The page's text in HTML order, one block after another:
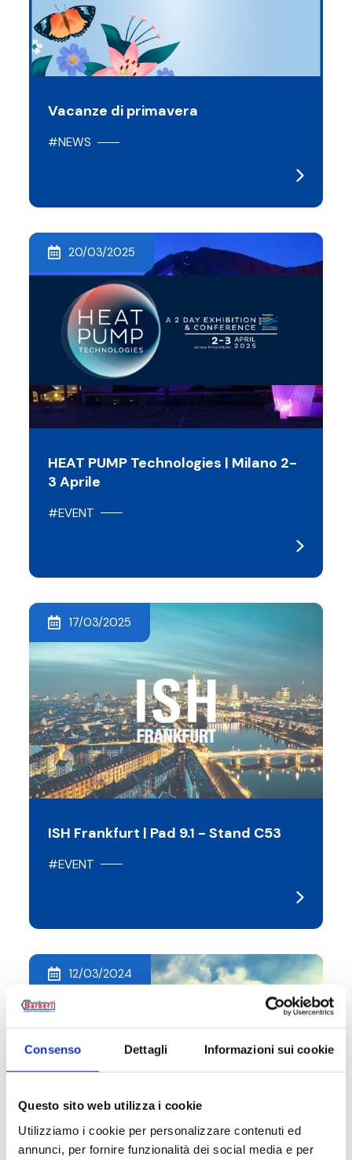
Consenso Dettagli Informazioni sui cookie
Questo sito web utilizza i cookie
Utilizziamo i cookie per personalizzare contenuti ed
annunci, per fornire funzionalità dei social media e per
Vacanze di primavera
#NEWS
20/03/2025
HEAT PUMP Technologies | Milano 2-
3 Aprile
#EVENT
17/03/2025
ISH Frankfurt | Pad 9.1 - Stand C53
#EVENT
12/03/2024